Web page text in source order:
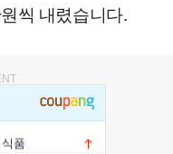
씩 내렸습니다.